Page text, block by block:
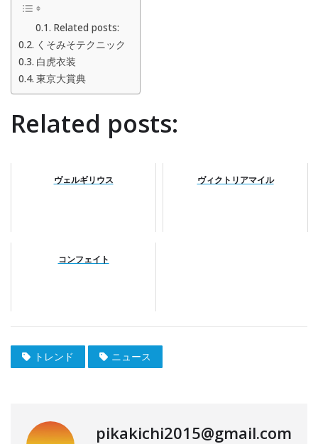
Related posts:
くそみそテクニック
白虎衣装
東京大賞典
Related posts:
ヴェルギリウス ヴィクトリアマイル
コンフェイト
トレンド ニュース
pikakichi2015@gmail.com